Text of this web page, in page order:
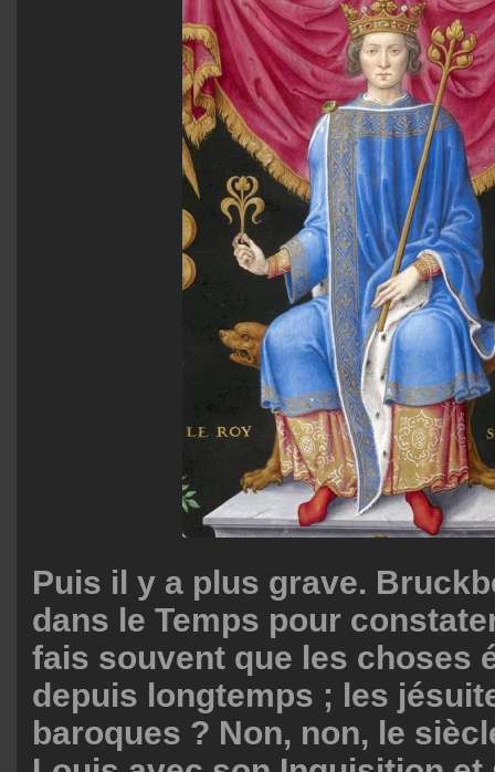
Puis il y a plus grave.
dans le Temps pour
fais souvent que les choses
depuis longtemps ; les
baroques ? Non, non, le